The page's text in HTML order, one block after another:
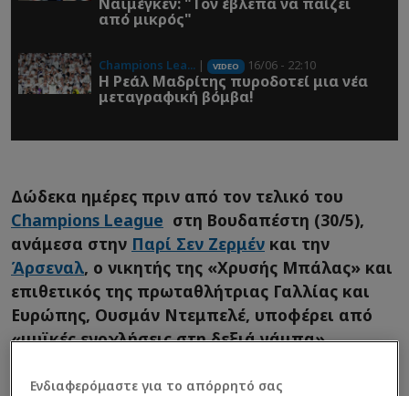
από μικρός"
Champions Lea... | VIDEO 16/06 - 22:10
Η Ρεάλ Μαδρίτης πυροδoτεί μια νέα
μεταγραφική βόμβα!
Δώδεκα ημέρες πριν από τον τελικό του
Champions League στη Βουδαπέστη (30/5),
ανάμεσα στην Παρί Σεν Ζερμέν και την
Άρσεναλ, ο νικητής της «Χρυσής Μπάλας» και
επιθετικός της πρωταθλήτριας Γαλλίας και
Ευρώπης, Ουσμάν Ντεμπελέ, υποφέρει από
«μυϊκές ενοχλήσεις στη δεξιά γάμπα».
Ενδιαφερόμαστε για το απόρρητό σας